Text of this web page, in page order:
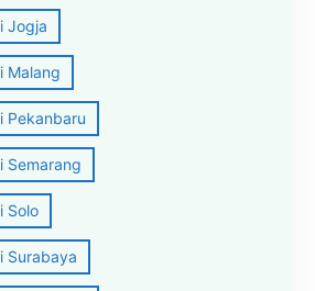
Jogja
Malang
Pekanbaru
Semarang
Solo
Surabaya